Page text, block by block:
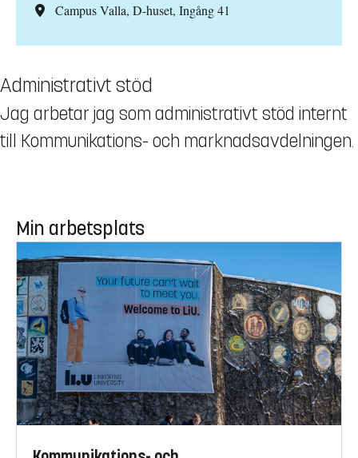
Campus Valla, D-huset, Ingång 41
Administrativt stöd
Jag arbetar jag som administrativt stöd internt
till Kommunikations- och marknadsavdelningen.
Min arbetsplats